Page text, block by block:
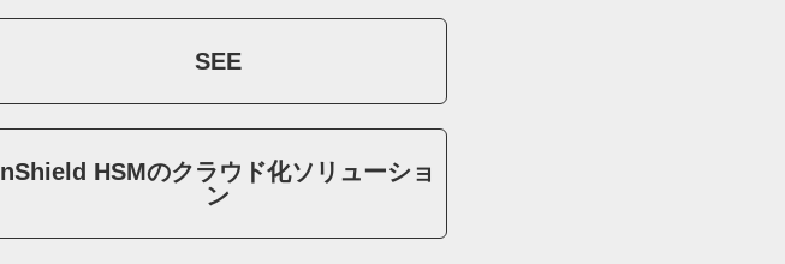
SEE
nShield HSMのクラウド化ソリューショ
ン